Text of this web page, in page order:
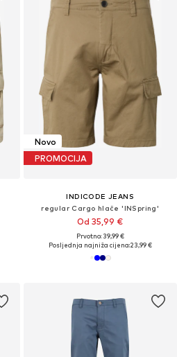
Novo
PROMOCIJA
INDICODE JEANS
regular Cargo hlače 'INSpring'
Od 35,99 €
Prvotno: 39,99 €
Posljednja najniža cijena:23,99 €